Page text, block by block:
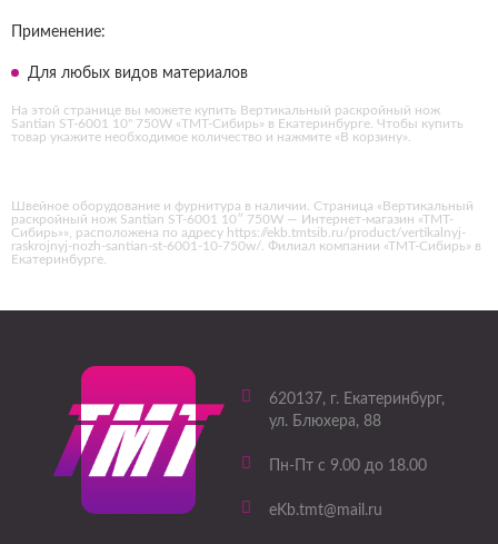
Применение:
Для любых видов материалов
На этой странице вы можете купить Вертикальный раскройный нож
Santian ST-6001 10" 750W «ТМТ-Сибирь» в Екатеринбурге. Чтобы купить
товар укажите необходимое количество и нажмите «В корзину».
Швейное оборудование и фурнитура в наличии. Страница «Вертикальный
раскройный нож Santian ST-6001 10″ 750W — Интернет-магазин «ТМТ-
Сибирь»», расположена по адресу https://ekb.tmtsib.ru/product/vertikalnyj-
raskrojnyj-nozh-santian-st-6001-10-750w/. Филиал компании «ТМТ-Сибирь» в
Екатеринбурге.
620137, г. Екатеринбург,
ул. Блюхера, 88
Пн-Пт с 9.00 до 18.00
eKb.tmt@mail.ru